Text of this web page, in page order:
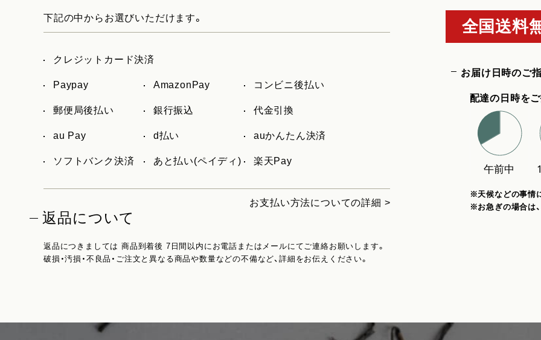
下記の中からお選びいただけます。
クレジットカード決済
Paypay AmazonPay コンビニ後払い
郵便局後払い 銀行振込 代金引換
au Pay d払い auかんたん決済
ソフトバンク決済 あと払い(ペイディ) 楽天Pay
お支払い方法についての詳細 >
返品について
返品につきましては 商品到着後 7日間以内にお電話またはメールにてご連絡お願いします。
破損・汚損・不良品・ご注文と異なる商品や数量などの不備など、詳細をお伝えください。
全国送料
お届け日時のご
配達の日時をご
※天候などの事情
※お急ぎの場合は